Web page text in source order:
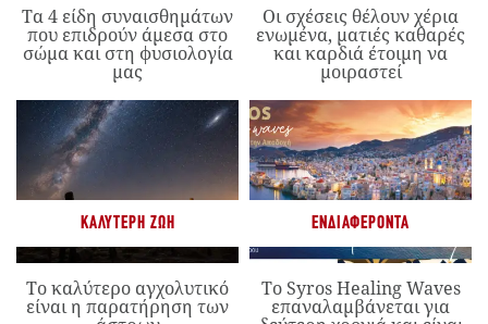
Τα 4 είδη συναισθημάτων
που επιδρούν άμεσα στο
σώμα και στη φυσιολογία
μας
Οι σχέσεις θέλουν χέρια
ενωμένα, ματιές καθαρές
και καρδιά έτοιμη να
μοιραστεί
ΚΑΛΎΤΕΡΗ ΖΩΉ
Το καλύτερο αγχολυτικό
είναι η παρατήρηση των
ΕΝΔΙΑΦΈΡΟΝΤΑ
Το Syros Healing Waves
επαναλαμβάνεται για